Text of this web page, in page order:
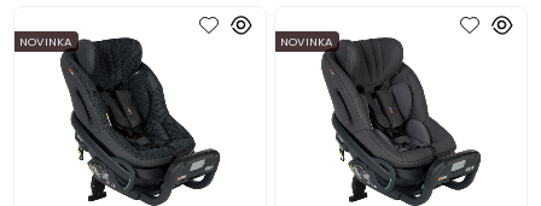
NOVINKA NOVINKA